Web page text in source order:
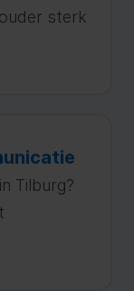
sterk
Tilburg?